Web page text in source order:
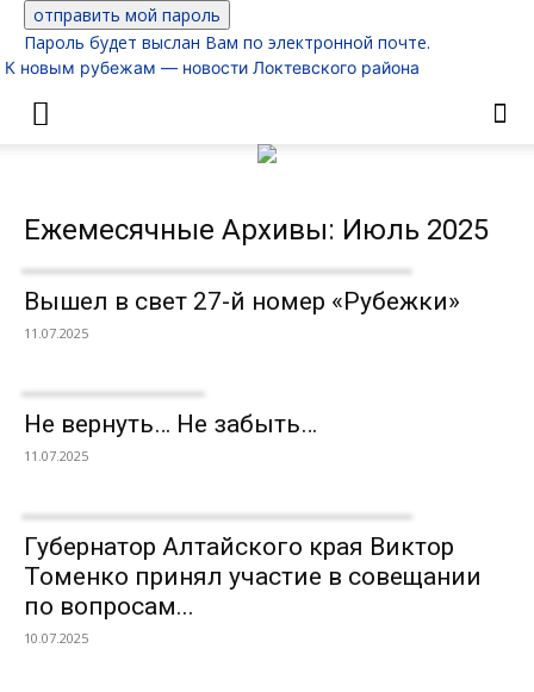
Пароль будет выслан Вам по электронной почте.
К новым рубежам — новости Локтевского района
Ежемесячные Архивы: Июль 2025
Вышел в свет 27-й номер «Рубежки»
11.07.2025
Не вернуть… Не забыть…
11.07.2025
Губернатор Алтайского края Виктор
Томенко принял участие в совещании
по вопросам...
10.07.2025